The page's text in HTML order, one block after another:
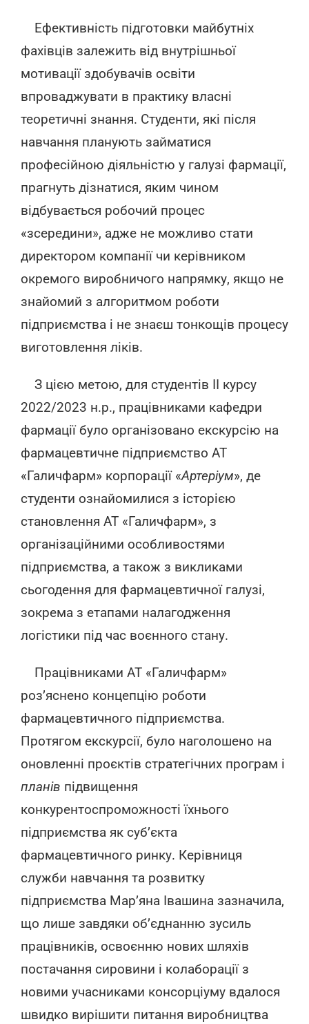
Ефективність підготовки майбутніх
фахівців залежить від внутрішньої
мотивації здобувачів освіти
впроваджувати в практику власні
теоретичні знання. Студенти, які після
навчання планують займатися
професійною діяльністю у галузі фармації,
прагнуть дізнатися, яким чином
відбувається робочий процес
«зсередини», адже не можливо стати
директором компанії чи керівником
окремого виробничого напрямку, якщо не
знайомий з алгоритмом роботи
підприємства і не знаєш тонкощів процесу
виготовлення ліків.
З цією метою, для студентів ІІ курсу
2022/2023 н.р., працівниками кафедри
фармації було організовано екскурсію на
фармацевтичне підприємство АТ
«Галичфарм» корпорації «Артеріум», де
студенти ознайомилися з історією
становлення АТ «Галичфарм», з
організаційними особливостями
підприємства, а також з викликами
сьогодення для фармацевтичної галузі,
зокрема з етапами налагодження
логістики під час воєнного стану.
Працівниками АТ «Галичфарм»
роз’яснено концепцію роботи
фармацевтичного підприємства.
Протягом екскурсії, було наголошено на
оновленні проєктів стратегічних програм і
планів підвищення
конкурентоспроможності їхнього
підприємства як суб’єкта
фармацевтичного ринку. Керівниця
служби навчання та розвитку
підприємства Мар’яна Івашина зазначила,
що лише завдяки об’єднанню зусиль
працівників, освоєнню нових шляхів
постачання сировини і колаборації з
новими учасниками консорціуму вдалося
швидко вирішити питання виробництва